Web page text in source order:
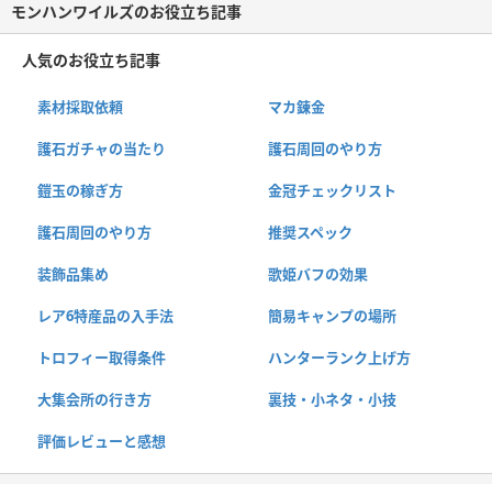
モンハンワイルズのお役立ち記事
人気のお役立ち記事
素材採取依頼 マカ錬金
護石ガチャの当たり 護石周回のやり方
鎧玉の稼ぎ方 金冠チェックリスト
護石周回のやり方 推奨スペック
装飾品集め 歌姫バフの効果
レア6特産品の入手法 簡易キャンプの場所
トロフィー取得条件 ハンターランク上げ方
大集会所の行き方 裏技・小ネタ・小技
評価レビューと感想